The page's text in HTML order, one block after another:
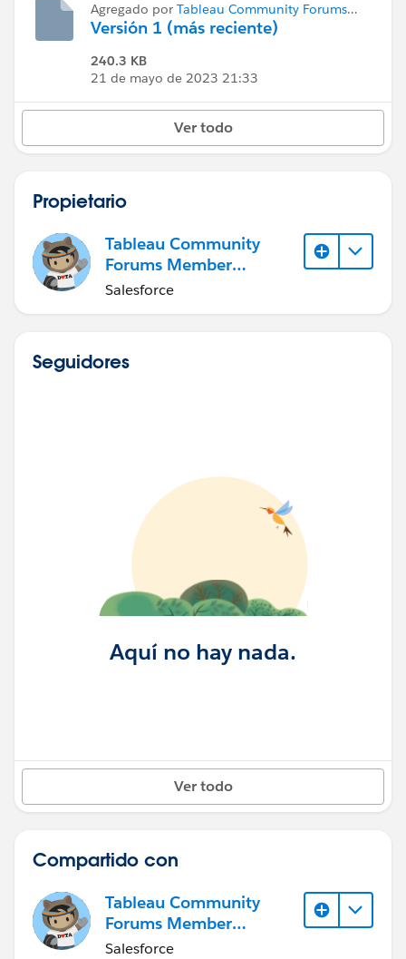
Agregado por Tableau Community Forums
Member (Inactive)
Versión 1 (más reciente)
240.3 KB
21 de mayo de 2023 21:33
Ver todo
Propietario
Tableau Community
Forums Member
(Inactive)
Salesforce
Seguidores
Aquí no hay nada.
Ver todo
Compartido con
Tableau Community
Forums Member
(Inactive)
Salesforce